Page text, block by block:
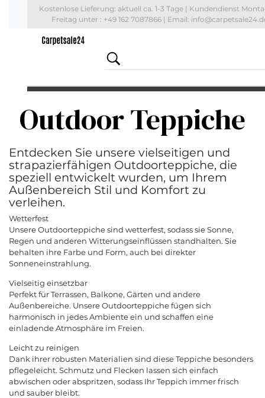
Kostenlose Lieferung: aktuell ca. 1-3 Tage| Kundendienst
Freitag unter : +49 162 7087866 | Email:
Outdoor Teppiche
Entdecken Sie unsere vielseitigen und
strapazierfähigen Outdoorteppiche, die
speziell entwickelt wurden, um Ihrem
Außenbereich Stil und Komfort zu
verleihen.
Wetterfest
Unsere Outdoorteppiche sind wetterfest, sodass sie Sonne,
Regen und anderen Witterungseinflüssen standhalten. Sie
behalten ihre Farbe und Form, auch bei direkter
Sonneneinstrahlung.
Vielseitig einsetzbar
Perfekt für Terrassen, Balkone, Gärten und andere
Außenbereiche. Unsere Outdoorteppiche fügen sich
harmonisch in jedes Ambiente ein und schaffen eine
einladende Atmosphäre im Freien.
Leicht zu reinigen
Dank ihrer robusten Materialien sind diese Teppiche besonders
pflegeleicht. Schmutz und Flecken lassen sich einfach
abwischen oder abspritzen, sodass Ihr Teppich immer frisch
und sauber bleibt.